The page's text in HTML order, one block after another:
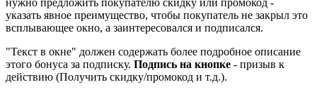
нужно предложить покупателю скидку или промокод -
указать явное преимущество, чтобы покупатель не закрыл это
всплывающее окно, а заинтересовался и подписался.
"Текст в окне" должен содержать более подробное описание
этого бонуса за подписку. Подпись на кнопке - призыв к
действию (Получить скидку/промокод и т.д.).